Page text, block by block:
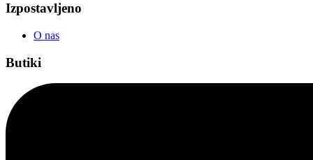
Izpostavljeno
O nas
Butiki